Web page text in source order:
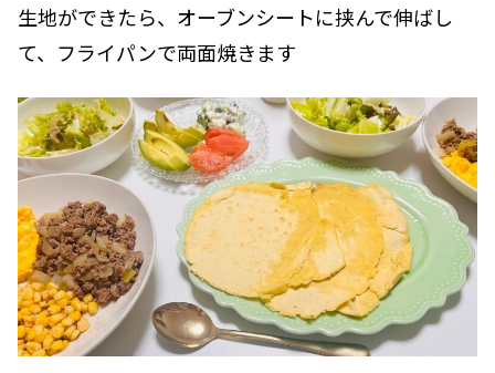
生地ができたら、オーブンシートに挟んで伸ばし
て、フライパンで両面焼きます